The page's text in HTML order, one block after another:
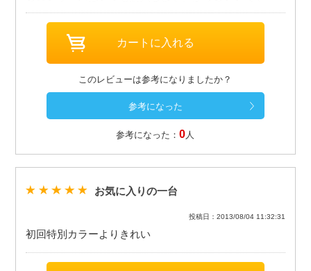
このレビューは参考になりましたか？
参考になった：0人
お気に入りの一台
投稿日：2013/08/04 11:32:31
初回特別カラーよりきれい